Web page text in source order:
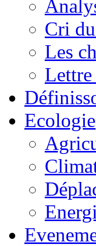
Cri
Les
Ecologie